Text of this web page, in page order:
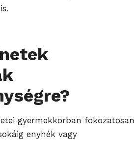
gyermekkorban fokozatosan
enyhék vagy